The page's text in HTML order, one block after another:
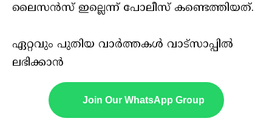
ലൈസൻസ് ഇല്ലെന്ന് പോലീസ് കണ്ടെത്തിയത്.
ഏറ്റവും പുതിയ വാർത്തകൾ വാട്സാപ്പിൽ
ലഭിക്കാൻ
Join Our WhatsApp Group